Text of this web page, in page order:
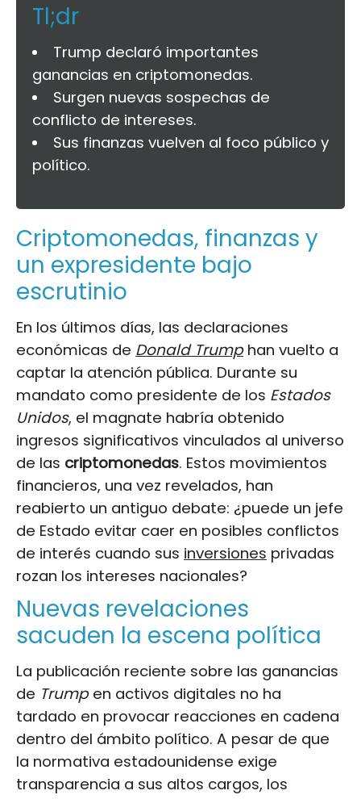
Tl;dr
Trump declaró importantes
ganancias en criptomonedas.
Surgen nuevas sospechas de
conflicto de intereses.
Sus finanzas vuelven al foco público y
político.
Criptomonedas, finanzas y
un expresidente bajo
escrutinio
En los últimos días, las declaraciones
económicas de Donald Trumphan vuelto a
captar la atención pública. Durante su
mandato como presidente de los Estados
Unidos, el magnate habría obtenido
ingresos significativos vinculados al universo
de las criptomonedas. Estos movimientos
financieros, una vez revelados, han
reabierto un antiguo debate: ¿puede un jefe
de Estado evitar caer en posibles conflictos
de interés cuando sus inversiones privadas
rozan los intereses nacionales?
Nuevas revelaciones
sacuden la escena política
La publicación reciente sobre las ganancias
de Trumpen activos digitales no ha
tardado en provocar reacciones en cadena
dentro del ámbito político. A pesar de que
la normativa estadounidense exige
transparencia a sus altos cargos, los